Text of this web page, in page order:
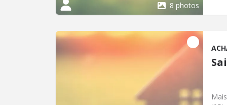
8 photos